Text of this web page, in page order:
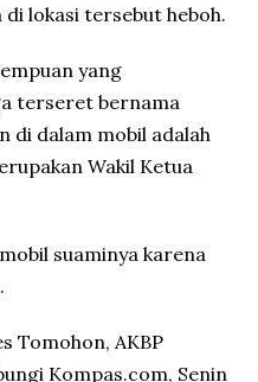
lokasi tersebut heboh.
yang
terseret bernama
di dalam mobil adalah
Wakil Ketua
suaminya karena
Tomohon, AKBP
Kompas.com, Senin